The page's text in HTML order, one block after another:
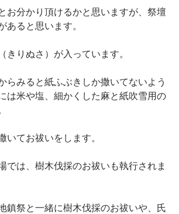
お分かり頂けるかと思いますが、祭壇
あると思います。
きりぬさ）が入っています。
らみると紙ふぶきしか撒いてないよう
は米や塩、細かくした麻と紙吹雪用の
いてお祓いをします。
では、樹木伐採のお祓いも執行されま
鎮祭と一緒に樹木伐採のお祓いや、氏